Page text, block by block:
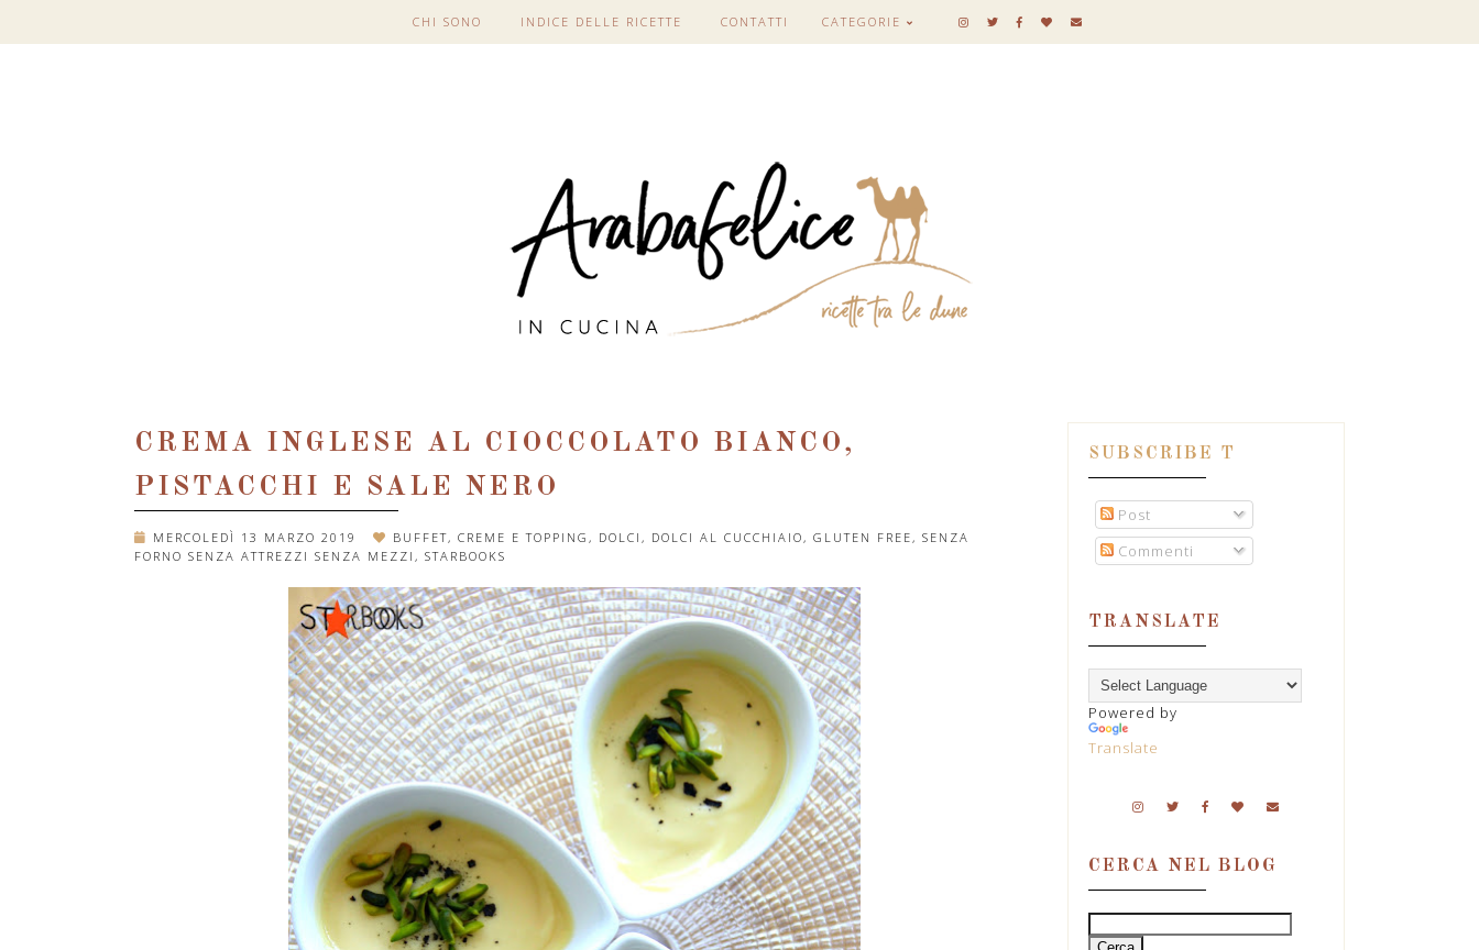
CHI SONO INDICE DELLE RICETTE CONTATTI CATEGORIE
CREMA INGLESE AL CIOCCOLATO BIANCO,
PISTACCHI E SALE NERO
MERCOLEDÌ 13 MARZO 2019 BUFFET, CREME E TOPPING , DOLCI , DOLCI AL CUCCHIAIO , GLUTEN FREE , SENZA
FORNO SENZA ATTREZZI SENZA MEZZI , STARBOOKS
SUBSCRIBE T
Post
Commenti
TRANSLATE
Powered by
Translate
CERCA NEL BLOG